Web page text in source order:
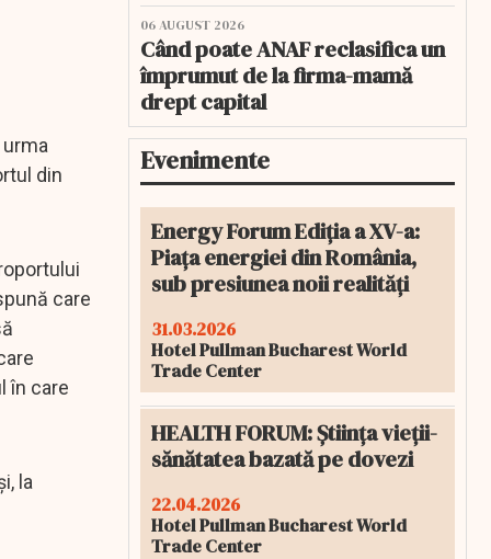
din
care
în care
la
06 AUGUST 2026
Când poate ANAF reclasifica un
împrumut de la firma-mamă
drept capital
Evenimente
Energy Forum Ediția a XV-a:
Piața energiei din România,
sub presiunea noii realități
31.03.2026
Hotel Pullman Bucharest World
Trade Center
HEALTH FORUM: Știința vieții-
sănătatea bazată pe dovezi
22.04.2026
Hotel Pullman Bucharest World
Trade Center